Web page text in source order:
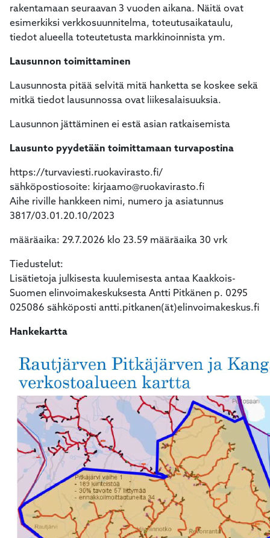
rakentamaan seuraavan 3 vuoden aikana. Näitä ovat
esimerkiksi verkkosuunnitelma, toteutusaikataulu,
tiedot alueella toteutetusta markkinoinnista ym.
Lausunnon toimittaminen
Lausunnosta pitää selvitä mitä hanketta se koskee sekä
mitkä tiedot lausunnossa ovat liikesalaisuuksia.
Lausunnon jättäminen ei estä asian ratkaisemista
Lausunto pyydetään toimittamaan turvapostina
https://turvaviesti.ruokavirasto.fi/
sähköpostiosoite: kirjaamo@ruokavirasto.fi
Aihe riville hankkeen nimi, numero ja asiatunnus
3817/03.01.20.10/2023
määräaika: 29.7.2026 klo 23.59 määräaika 30 vrk
Tiedustelut:
Lisätietoja julkisesta kuulemisesta antaa Kaakkois-
Suomen elinvoimakeskuksesta Antti Pitkänen p. 0295
025086 sähköposti antti.pitkanen(ät)elinvoimakeskus.fi
Hankekartta